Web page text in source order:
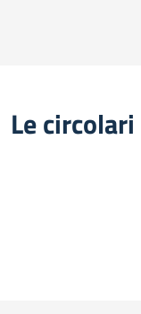
Le circolari